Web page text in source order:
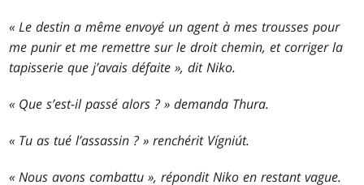
« Le destin a même envoyé un agent à mes trousses pour
me punir et me remettre sur le droit chemin, etcorrigerla
tapisserie que j’avais défaite », dit Niko.
« Que s’est-il passé alors ? » demanda Thura.
« Tu as tué l’assassin ? » renchérit Vígniút.
« Nous avons combattu », répondit Niko en restant vague.